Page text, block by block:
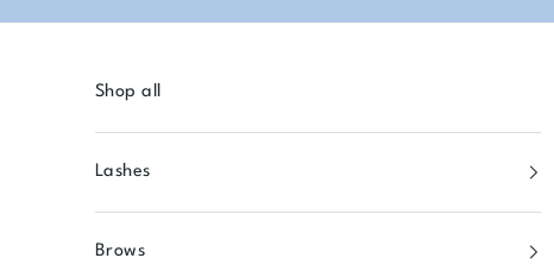
Shop all
Lashes
Brows